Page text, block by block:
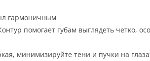
гармоничным
помогает губам выглядеть четко,
минимизируйте тени и пучки на